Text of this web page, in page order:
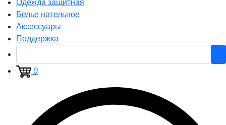
Одежда защитная
Белье нательное
Аксессуары
Поддержка
0